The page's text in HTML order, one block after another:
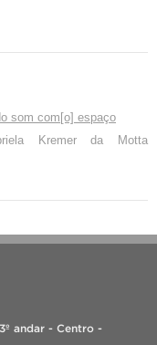
som com[o] espaço
Kremer da Motta
andar - Centro -